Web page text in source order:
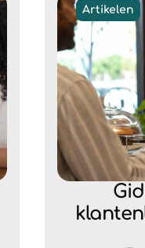
Artikelen